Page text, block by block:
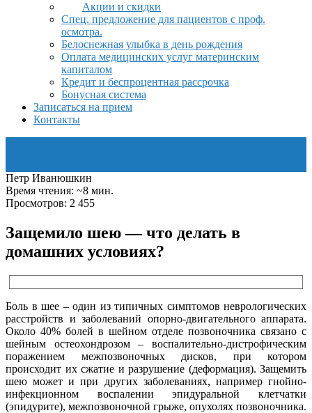
Акции и скидки
Спец. предложение для пациентов с проф.
осмотра.
Белоснежная улыбка в день рождения
Оплата медицинских услуг материнским
капиталом
Кредит и беспроцентная рассрочка
Бонусная система
Записаться на прием
Контакты
Петр Иванюшкин
Время чтения: ~8 мин.
Просмотров: 2 455
Защемило шею — что делать в
домашних условиях?
Боль в шее – один из типичных симптомов неврологических
расстройств и заболеваний опорно-двигательного аппарата.
Около 40% болей в шейном отделе позвоночника связано с
шейным остеохондрозом – воспалительно-дистрофическим
поражением межпозвоночных дисков, при котором
происходит их сжатие и разрушение (деформация). Защемить
шею может и при других заболеваниях, например гнойно-
инфекционном воспалении эпидуральной клетчатки
(эпидурите), межпозвоночной грыже, опухолях позвоночника.